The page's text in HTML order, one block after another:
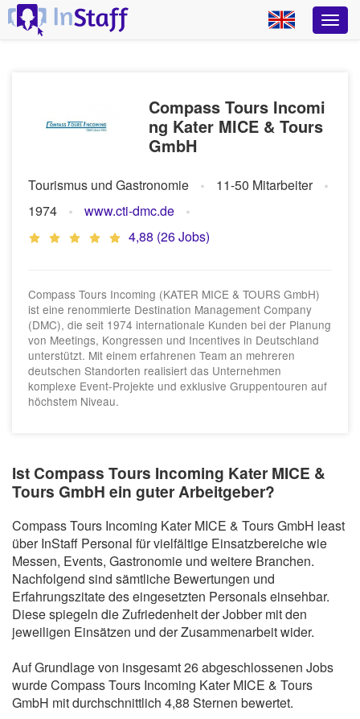
Compass Tours Incomi
ng Kater MICE & Tours
GmbH
Tourismus und Gastronomie
11-50 Mitarbeiter
1974
www.cti-dmc.de
4,88 (26 Jobs)
Compass Tours Incoming (KATER MICE & TOURS GmbH)
ist eine renommierte Destination Management Company
(DMC), die seit 1974 internationale Kunden bei der Planung
von Meetings, Kongressen und Incentives in Deutschland
unterstützt. Mit einem erfahrenen Team an mehreren
deutschen Standorten realisiert das Unternehmen
komplexe Event-Projekte und exklusive Gruppentouren auf
höchstem Niveau.
Ist Compass Tours Incoming Kater MICE &
Tours GmbH ein guter Arbeitgeber?
Compass Tours Incoming Kater MICE & Tours GmbH least
über InStaff Personal für vielfältige Einsatzbereiche wie
Messen, Events, Gastronomie und weitere Branchen.
Nachfolgend sind sämtliche Bewertungen und
Erfahrungszitate des eingesetzten Personals einsehbar.
Diese spiegeln die Zufriedenheit der Jobber mit den
jeweiligen Einsätzen und der Zusammenarbeit wider.
Auf Grundlage von insgesamt 26 abgeschlossenen Jobs
wurde Compass Tours Incoming Kater MICE & Tours
GmbH mit durchschnittlich 4,88 Sternen bewertet.